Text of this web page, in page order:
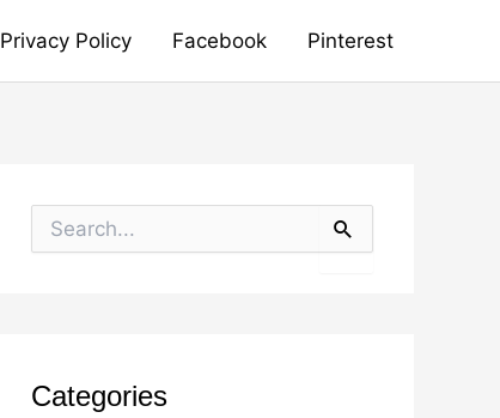
Privacy Policy Facebook Pinterest
o
rCategories